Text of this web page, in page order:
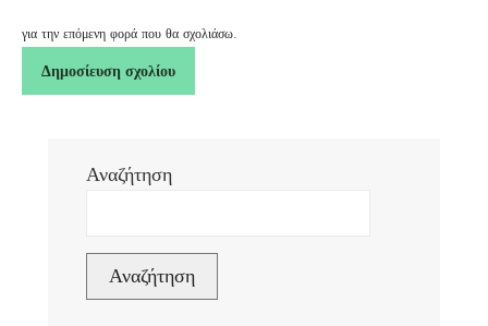
για την επόμενη φορά που θα σχολιάσω.
Αναζήτηση
Αναζήτηση